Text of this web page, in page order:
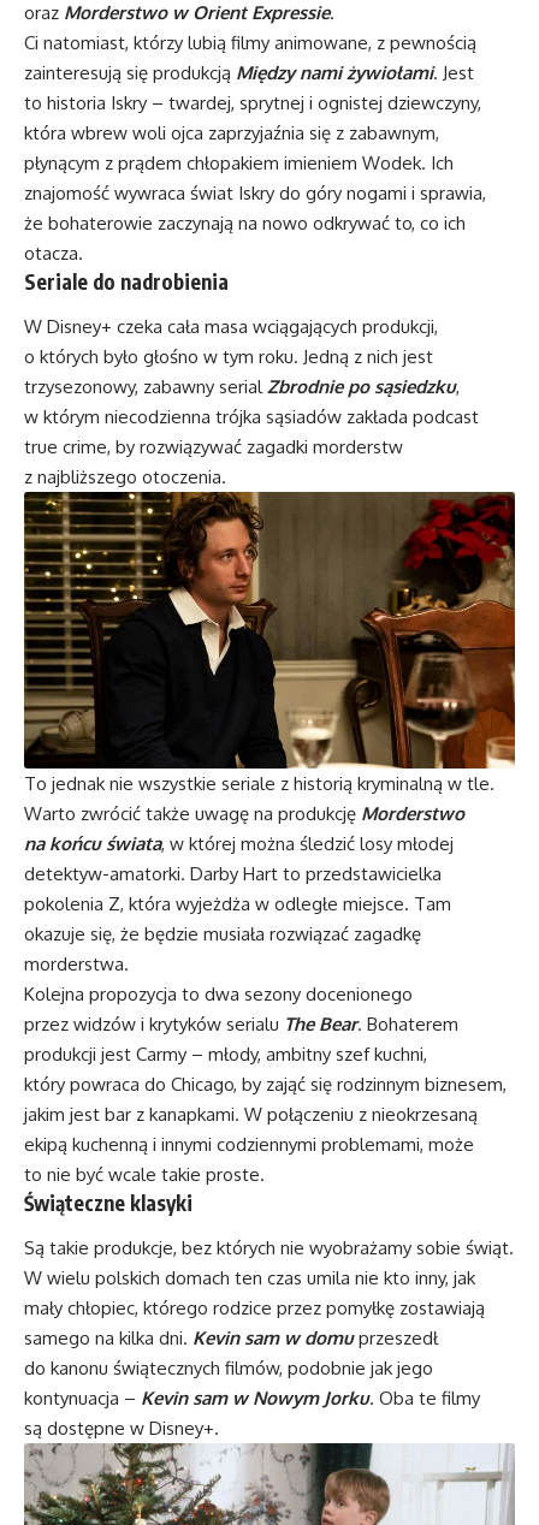
oraz Morderstwo w Orient Expressie.
Ci natomiast, którzy lubią filmy animowane, z pewnością
zainteresują się produkcją Między nami żywiołami. Jest
to historia Iskry – twardej, sprytnej i ognistej dziewczyny,
która wbrew woli ojca zaprzyjaźnia się z zabawnym,
płynącym z prądem chłopakiem imieniem Wodek. Ich
znajomość wywraca świat Iskry do góry nogami i sprawia,
że bohaterowie zaczynają na nowo odkrywać to, co ich
otacza.
Seriale do nadrobienia
W Disney+ czeka cała masa wciągających produkcji,
o których było głośno w tym roku. Jedną z nich jest
trzysezonowy, zabawny serialZbrodnie po sąsiedzku,
w którym niecodzienna trójka sąsiadów zakłada podcast
true crime, by rozwiązywać zagadki morderstw
z najbliższego otoczenia.
To jednak nie wszystkie seriale z historią kryminalną w tle.
Warto zwrócić także uwagę na produkcję Morderstwo
na końcu świata, w której można śledzić losy młodej
detektyw-amatorki. Darby Hart to przedstawicielka
pokolenia Z, która wyjeżdża w odległe miejsce. Tam
okazuje się, że będzie musiała rozwiązać zagadkę
morderstwa.
Kolejna propozycja to dwa sezony docenionego
przez widzów i krytyków serialu The Bear. Bohaterem
produkcji jest Carmy – młody, ambitny szef kuchni,
który powraca do Chicago, by zająć się rodzinnym biznesem,
jakim jest bar z kanapkami. W połączeniu z nieokrzesaną
ekipą kuchenną i innymi codziennymi problemami, może
to nie być wcale takie proste.
Świąteczne klasyki
Są takie produkcje, bez których nie wyobrażamy sobie świąt.
W wielu polskich domach ten czas umila nie kto inny, jak
mały chłopiec, którego rodzice przez pomyłkę zostawiają
samego na kilka dni. Kevin sam w domu przeszedł
do kanonu świątecznych filmów, podobnie jak jego
kontynuacja – Kevin sam w Nowym Jorku. Oba te filmy
są dostępne w Disney+.